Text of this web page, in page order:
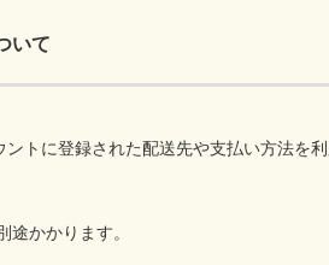
いて
トに登録された配送先や支払い方法を
途かかります。